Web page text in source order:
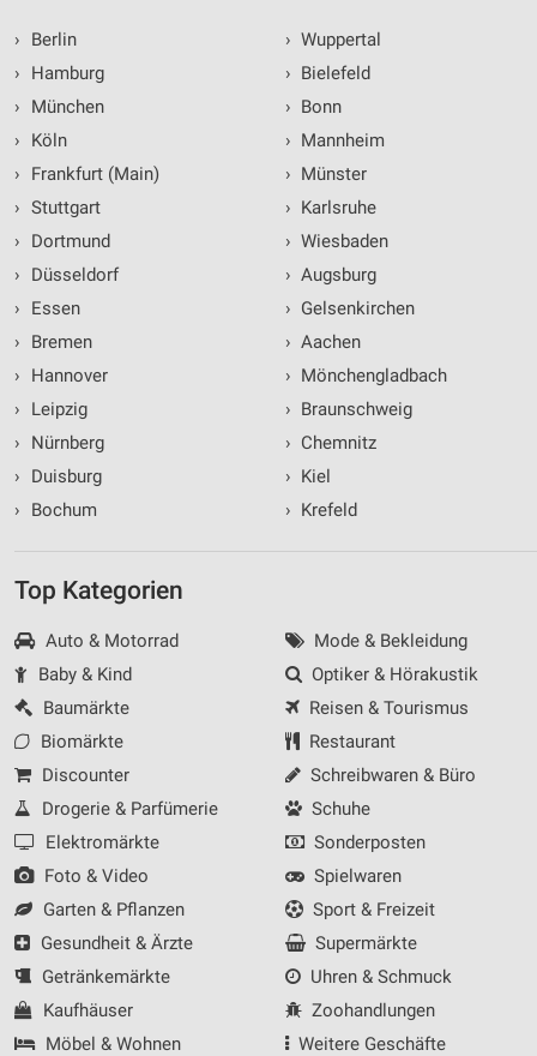
›
Berlin
›
Hamburg
›
München
›
Köln
›
Frankfurt (Main)
› Stuttgart
›
Dortmund
›
Düsseldorf
›
Essen
›
Bremen
›
Hannover
›
Leipzig
›
Nürnberg
›
Duisburg
›
Bochum
› Wuppertal
› Bielefeld
› Bonn
› Mannheim
› Münster
› Karlsruhe
› Wiesbaden
› Augsburg
› Gelsenkirchen
› Aachen
› Mönchengladbach
› Braunschweig
› Chemnitz
› Kiel
› Krefeld
Top Kategorien
Auto & Motorrad
Baby & Kind
Baumärkte
Biomärkte
Discounter
Drogerie & Parfümerie
Elektromärkte
Foto & Video
Garten & Pflanzen
Gesundheit & Ärzte
Getränkemärkte
Kaufhäuser
Möbel & Wohnen
Mode & Bekleidung
Optiker & Hörakustik
Reisen & Tourismus
Restaurant
Schreibwaren & Büro
Schuhe
Sonderposten
Spielwaren
Sport & Freizeit
Supermärkte
Uhren & Schmuck
Zoohandlungen
Weitere Geschäfte